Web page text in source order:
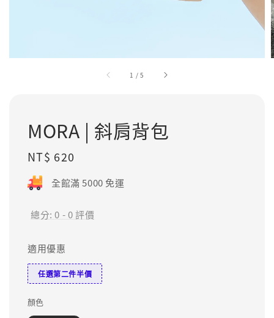
1 /5
MORA | 斜肩背包
Regular
price
NT$ 620
全館滿 5000 免運
總分:0 -0評價
適用優惠
任選第二件半價
顏色